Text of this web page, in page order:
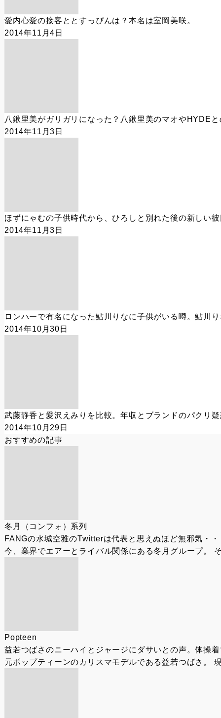
愛内心愛の接客ととすっぴんは？本名は室岡美咲。
2014年11月4日
八鍬里美がガリガリになった？八鍬里美のマオやHYDE
2014年11月3日
ほずにゃむの子供時代から、ひろしと別れた後の新しい
2014年11月3日
ロンハーで有名になった鮎川りなに子供がいる噂。鮎川
2014年10月30日
武藤静香と愛沢えみりを比較。年収とブランドのパクリ
2014年10月29日
おすすめの記事
冬月（コンフォ）系列
FANGの水城空雅のTwitterは代表と思えぬほど無邪気・
今、業界でエアーとライバル関係にある冬月グループ。
Popteen
益若つばさのニーハイとジャージにダサいとの声。体操
元ポップティーンのカリスマモデルである益若つばさ。